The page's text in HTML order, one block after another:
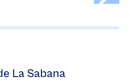
La Sabana